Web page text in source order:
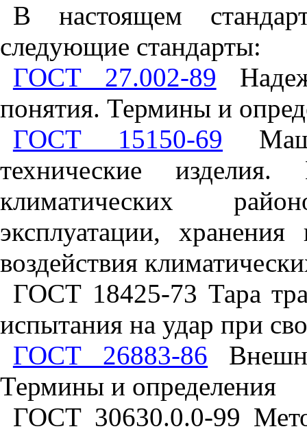
В настоящем
следующие стандарты:
ГОСТ 27.002-89
понятия. Термины и
ГОСТ 15150-69
технические
климатических
эксплуатации,
воздействия
ГОСТ 18425-73 Тара
испытания на удар при
ГОСТ 26883-86
Термины и определения
ГОСТ 30630.0.0-99